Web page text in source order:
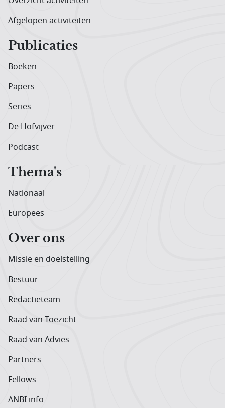
Afgelopen activiteiten
Publicaties
Boeken
Papers
Series
De Hofvijver
Podcast
Thema's
Nationaal
Europees
Over ons
Missie en doelstelling
Bestuur
Redactieteam
Raad van Toezicht
Raad van Advies
Partners
Fellows
ANBI info